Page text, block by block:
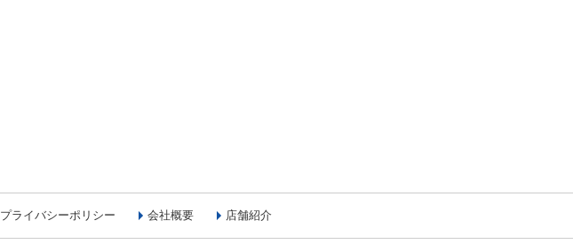
プライバシーポリシー 会社概要 店舗紹介